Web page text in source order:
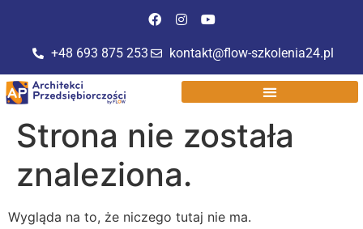
+48 693 875 253 kontakt@flow-szkolenia24.pl
Strona nie została
znaleziona.
Wygląda na to, że niczego tutaj nie ma.